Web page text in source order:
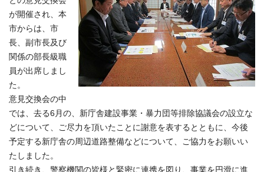
が開催され、本
市からは、市
長、副市長及び
関係の部長級職
員が出席しまし
た。
意見交換会の中
では、去る6月の、新庁舎建設事業・暴力団等排除協議会の設立な
どについて、ご尽力を頂いたことに謝意を表するとともに、今後
予定する新庁舎の周辺道路整備などについて、ご協力をお願いい
たしました。
引き続き、警察機関の皆様と緊密に連携を図り、事業を円滑に進